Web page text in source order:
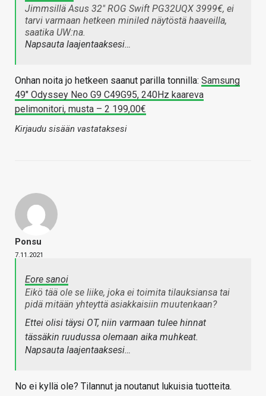
Jimmsillä Asus 32" ROG Swift PG32UQX 3999€, ei
tarvi varmaan hetkeen miniled näytöstä haaveilla,
saatika UW:na.
Napsauta laajentaaksesi…
Onhan noita jo hetkeen saanut parilla tonnilla: Samsung
49" Odyssey Neo G9 C49G95, 240Hz kaareva
pelimonitori, musta – 2 199,00€
Kirjaudu sisään vastataksesi
Ponsu
7.11.2021
Eore sanoi
Eikö tää ole se liike, joka ei toimita tilauksiansa tai
pidä mitään yhteyttä asiakkaisiin muutenkaan?
Ettei olisi täysi OT, niin varmaan tulee hinnat
tässäkin ruudussa olemaan aika muhkeat.
Napsauta laajentaaksesi…
No ei kyllä ole? Tilannut ja noutanut lukuisia tuotteita.